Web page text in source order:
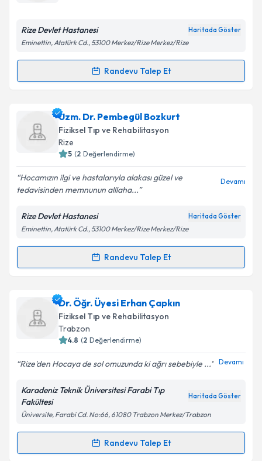
Kişisel verilerimin işlenmesine ilişkinAydınlatma
kapsamda işlenmesini kabul ediyorum.
Rize Devlet Hastanesi Haritada Göster
Eminettin, Atatürk Cd., 53100 Merkez/Rize Merkez/Rize
Randevu Talep Et
Randevu Takvimi Talebi
Uzm. Dr. Seçil Kapar Yavaşiiçin randevu takvimi
talebi oluşturun. Size bu uzmandan randevu almanız
için bir takvim hazırlandığında e-posta ile
bilgilendireceğiz.
E-posta Adresiniz
Kişisel verilerimin işlenmesine ilişkinAydınlatma
Metni'ni okudum ve kişisel verilerimin belirtilen
kapsamda işlenmesini kabul ediyorum.
Uzm. Dr. Pembegül Bozkurt
Fiziksel Tıp ve Rehabilitasyon
Rize
5 (2 Değerlendirme)
Hocamızın ilgi ve hastalarıyla alakası güzel ve
tedavisinden memnunun alllaha...
Devamı
Rize Devlet Hastanesi Haritada Göster
Eminettin, Atatürk Cd., 53100 Merkez/Rize Merkez/Rize
Randevu Talep Et
Randevu Takvimi Talebi
Uzm. Dr. Pembegül Bozkurtiçin randevu takvimi
talebi oluşturun. Size bu uzmandan randevu almanız
için bir takvim hazırlandığında e-posta ile
bilgilendireceğiz.
E-posta Adresiniz
Kişisel verilerimin işlenmesine ilişkinAydınlatma
Metni'ni okudum ve kişisel verilerimin belirtilen
kapsamda işlenmesini kabul ediyorum.
Dr. Öğr. Üyesi Erhan Çapkın
Fiziksel Tıp ve Rehabilitasyon
Trabzon
4.8 (2 Değerlendirme)
Rize'den Hocaya de sol omuzunda ki ağrı sebebiyle ... Devamı
Karadeniz Teknik Üniversitesi Farabi Tıp
Fakültesi
Haritada Göster
Üniversite, Farabi Cd. No:66, 61080 Trabzon Merkez/Trabzon
Randevu Talep Et
Randevu Takvimi Talebi